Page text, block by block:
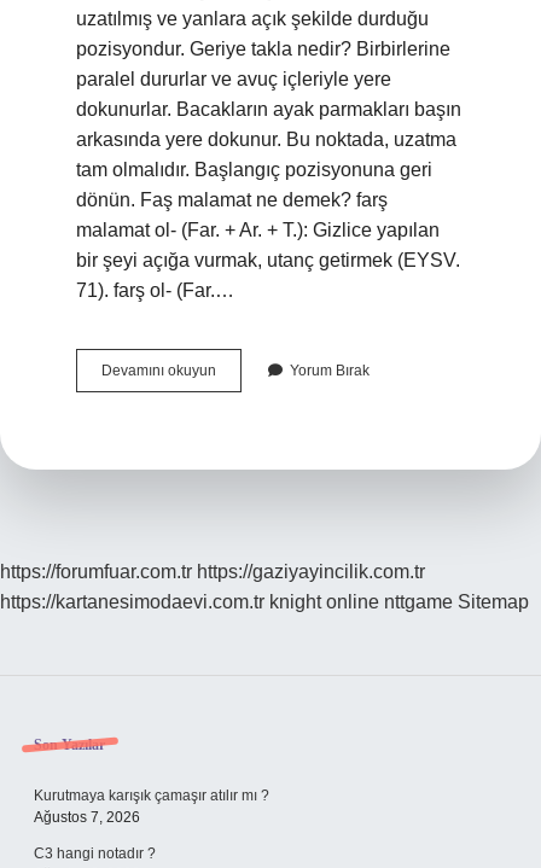
uzatılmış ve yanlara açık şekilde durduğu
pozisyondur. Geriye takla nedir? Birbirlerine
paralel dururlar ve avuç içleriyle yere
dokunurlar. Bacakların ayak parmakları başın
arkasında yere dokunur. Bu noktada, uzatma
tam olmalıdır. Başlangıç ​​pozisyonuna geri
dönün. Faş malamat ne demek? farş
malamat ol- (Far. + Ar. + T.): Gizlice yapılan
bir şeyi açığa vurmak, utanç getirmek (EYSV.
71). farş ol- (Far.…
Devamını okuyun
Atmanın
Yorum Bırak
https://forumfuar.com.tr https://gaziyayincilik.com.tr
https://kartanesimodaevi.com.tr knight online nttgame Sitemap
Sidebar
Son Yazılar
Kurutmaya karışık çamaşır atılır mı ?
Ağustos 7, 2026
C3 hangi notadır ?